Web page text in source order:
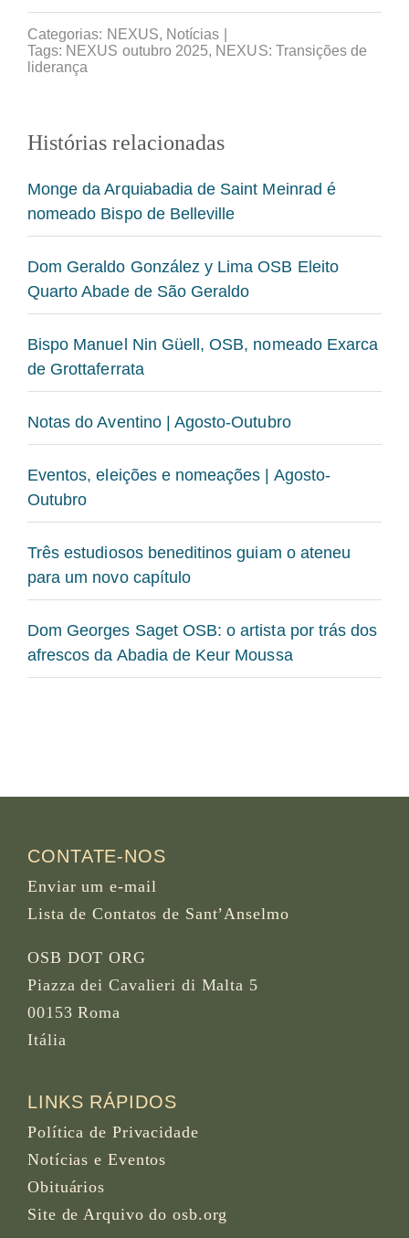
Categorias: NEXUS, Notícias
Tags: NEXUS outubro 2025, NEXUS: Transições de
liderança
Histórias relacionadas
Monge da Arquiabadia de Saint Meinrad é
nomeado Bispo de Belleville
Dom Geraldo González y Lima OSB Eleito
Quarto Abade de São Geraldo
Bispo Manuel Nin Güell, OSB, nomeado Exarca
de Grottaferrata
Notas do Aventino | Agosto-Outubro
Eventos, eleições e nomeações | Agosto-
Outubro
Três estudiosos beneditinos guiam o ateneu
para um novo capítulo
Dom Georges Saget OSB: o artista por trás dos
afrescos da Abadia de Keur Moussa
CONTATE-NOS
Enviar um e-mail
Lista de Contatos de Sant’Anselmo
OSB DOT ORG
Piazza dei Cavalieri di Malta 5
00153 Roma
Itália
LINKS RÁPIDOS
Política de Privacidade
Notícias e Eventos
Obituários
Site de Arquivo do osb.org